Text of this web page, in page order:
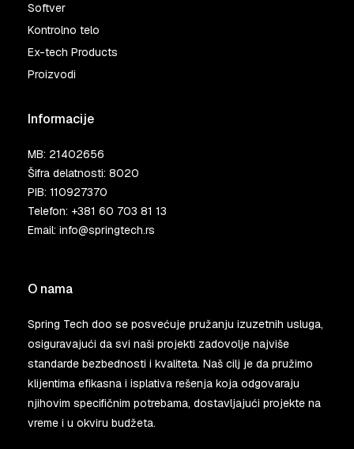
Softver
Kontrolno telo
Ex-tech Products
Proizvodi
Informacije
MB: 21402656
Šifra delatnosti: 8020
PIB: 110927370
Telefon: +381 60 703 81 13
Email: info@springtech.rs
O nama
Spring Tech doo se posvećuje pružanju izuzetnih usluga,
osiguravajući da svi naši projekti zadovolje najviše
standarde bezbednosti i kvaliteta. Naš cilj je da pružimo
klijentima efikasna i isplativa rešenja koja odgovaraju
njihovim specifičnim potrebama, dostavljajući projekte na
vreme i u okviru budžeta.